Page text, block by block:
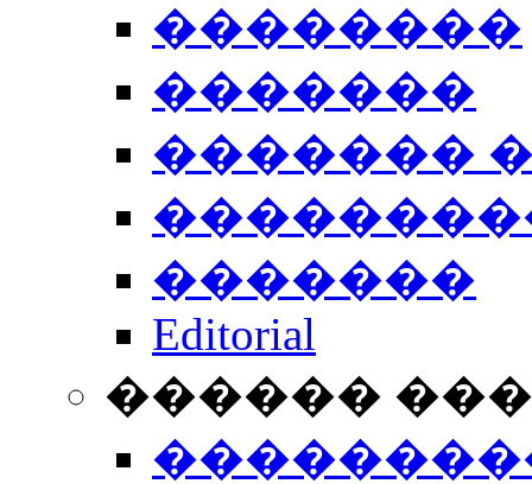
��������
�������
�������
�������
Editorial
������